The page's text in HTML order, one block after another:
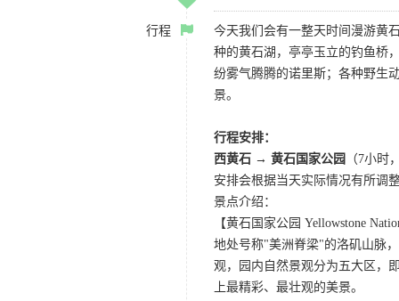
行程
今天我们会有一整天时间漫游黄
种的黄石湖，亭亭玉立的钓鱼桥
纷雾气腾腾的诺里斯；各种野生
景。
行程安排：
西黄石 → 黄石国家公园
（7小时
安排会根据当天实际情况有所调
景点介绍：
【黄石国家公园 Yellowstone
地处号称"美洲脊梁"的洛矶山脉
观，园内自然景观分为五大区，
上最精彩、最壮观的美景。